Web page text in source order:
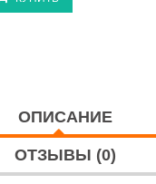
ОПИСАНИЕ
ОТЗЫВЫ (0)